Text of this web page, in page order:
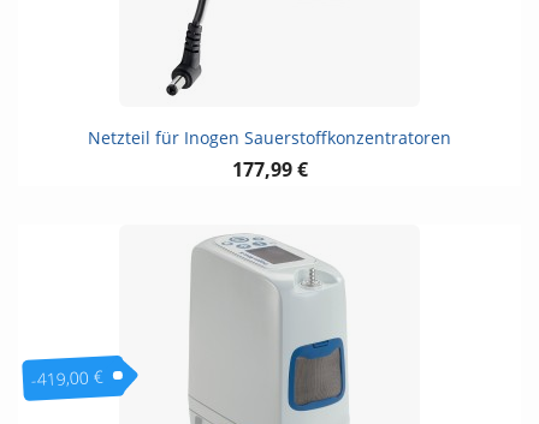
Netzteil für Inogen Sauerstoffkonzentratoren
177,99 €
-419,00 €